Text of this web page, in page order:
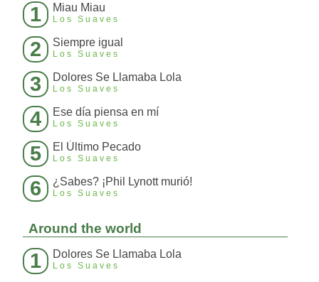
1 Miau Miau
Los Suaves
2 Siempre igual
Los Suaves
3 Dolores Se Llamaba Lola
Los Suaves
4 Ese día piensa en mí
Los Suaves
5 El Último Pecado
Los Suaves
6 ¿Sabes? ¡Phil Lynott murió!
Los Suaves
Around the world
1 Dolores Se Llamaba Lola
Los Suaves